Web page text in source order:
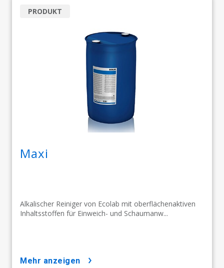
Maxi
Alkalischer Reiniger von Ecolab mit oberflächenaktiven
Inhaltsstoffen für Einweich- und Schaumanw...
PRODUKT
mehr anzeigen